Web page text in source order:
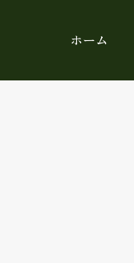
ホーム